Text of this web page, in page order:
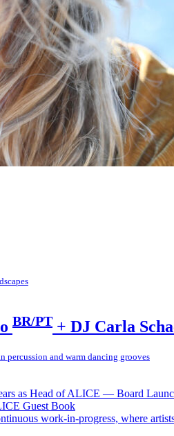
BR/PT + DJ Carla
percussion and warm dancing grooves
as Head of ALICE — Board
Guest Book
work-in-progress, where